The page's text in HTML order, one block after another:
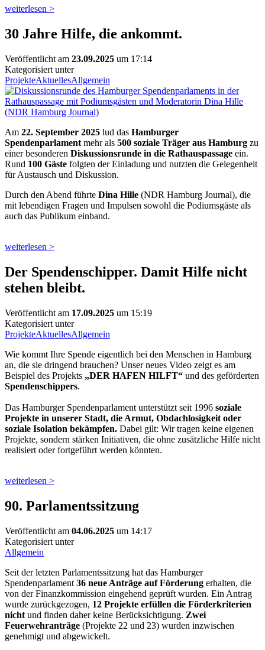
weiterlesen >
30 Jahre Hilfe, die ankommt.
Veröffentlicht am 23.09.2025 um 17:14
Kategorisiert unter
ProjekteAktuellesAllgemein
Am 22. September 2025 lud das Hamburger
Spendenparlament mehr als 500 soziale Träger aus Hamburg zu
einer besonderen Diskussionsrunde in die Rathauspassage ein.
Rund 100 Gäste folgten der Einladung und nutzten die Gelegenheit
für Austausch und Diskussion.
Durch den Abend führte Dina Hille (NDR Hamburg Journal), die
mit lebendigen Fragen und Impulsen sowohl die Podiumsgäste als
auch das Publikum einband.
weiterlesen >
Der Spendenschipper. Damit Hilfe nicht
stehen bleibt.
Veröffentlicht am 17.09.2025 um 15:19
Kategorisiert unter
ProjekteAktuellesAllgemein
Wie kommt Ihre Spende eigentlich bei den Menschen in Hamburg
an, die sie dringend brauchen? Unser neues Video zeigt es am
Beispiel des Projekts „DER HAFEN HILFT“ und des geförderten
Spendenschippers.
Das Hamburger Spendenparlament unterstützt seit 1996 soziale
Projekte in unserer Stadt, die Armut, Obdachlosigkeit oder
soziale Isolation bekämpfen. Dabei gilt: Wir tragen keine eigenen
Projekte, sondern stärken Initiativen, die ohne zusätzliche Hilfe nicht
realisiert oder fortgeführt werden könnten.
weiterlesen >
90. Parlamentssitzung
Veröffentlicht am 04.06.2025 um 14:17
Kategorisiert unter
Allgemein
Seit der letzten Parlamentssitzung hat das Hamburger
Spendenparlament 36 neue Anträge auf Förderung erhalten, die
von der Finanzkommission eingehend geprüft wurden. Ein Antrag
wurde zurückgezogen, 12 Projekte erfüllen die Förderkriterien
nicht und finden daher keine Berücksichtigung. Zwei
Feuerwehranträge (Projekte 22 und 23) wurden inzwischen
genehmigt und abgewickelt.